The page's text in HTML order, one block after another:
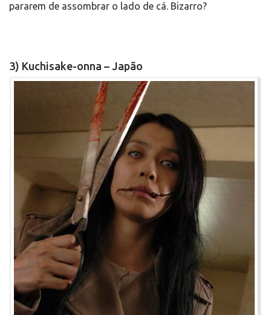
pararem de assombrar o lado de cá. Bizarro?
3) Kuchisake-onna – Japão